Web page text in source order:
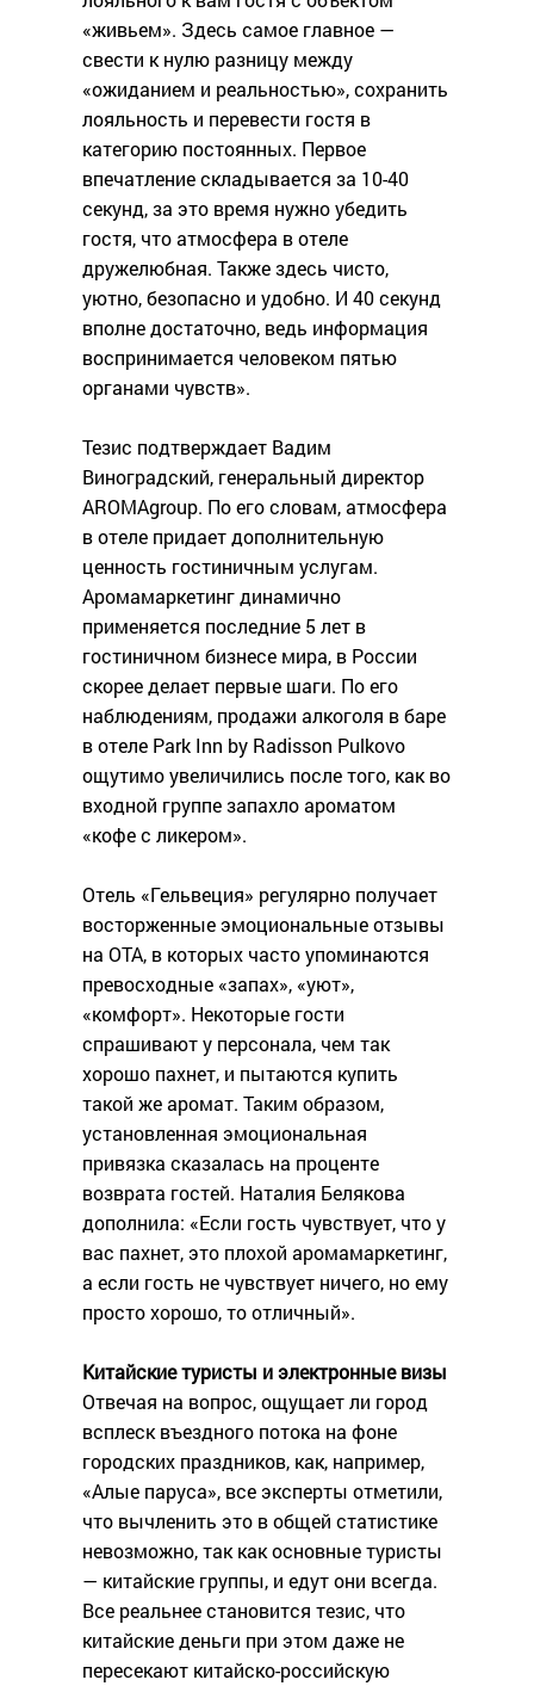
«живьем». Здесь самое главное —
свести к нулю разницу между
«ожиданием и реальностью», сохранить
лояльность и перевести гостя в
категорию постоянных. Первое
впечатление складывается за 10-40
секунд, за это время нужно убедить
гостя, что атмосфера в отеле
дружелюбная. Также здесь чисто,
уютно, безопасно и удобно. И 40 секунд
вполне достаточно, ведь информация
воспринимается человеком пятью
органами чувств».
Тезис подтверждает Вадим
Виноградский, генеральный директор
AROMAgroup. По его словам, атмосфера
в отеле придает дополнительную
ценность гостиничным услугам.
Аромамаркетинг динамично
применяется последние 5 лет в
гостиничном бизнесе мира, в России
скорее делает первые шаги. По его
наблюдениям, продажи алкоголя в баре
в отеле Park Inn by Radisson Pulkovo
ощутимо увеличились после того, как во
входной группе запахло ароматом
«кофе с ликером».
Отель «Гельвеция» регулярно получает
восторженные эмоциональные отзывы
на ОТА, в которых часто упоминаются
превосходные «запах», «уют»,
«комфорт». Некоторые гости
спрашивают у персонала, чем так
хорошо пахнет, и пытаются купить
такой же аромат. Таким образом,
установленная эмоциональная
привязка сказалась на проценте
возврата гостей. Наталия Белякова
дополнила: «Если гость чувствует, что у
вас пахнет, это плохой аромамаркетинг,
а если гость не чувствует ничего, но ему
просто хорошо, то отличный».
Китайские туристы и электронные визы
Отвечая на вопрос, ощущает ли город
всплеск въездного потока на фоне
городских праздников, как, например,
«Алые паруса», все эксперты отметили,
что вычленить это в общей статистике
невозможно, так как основные туристы
— китайские группы, и едут они всегда.
Все реальнее становится тезис, что
китайские деньги при этом даже не
пересекают китайско-российскую